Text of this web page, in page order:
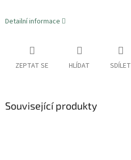
Detailní informace
ZEPTAT SE HLÍDAT SDÍLET
Související produkty